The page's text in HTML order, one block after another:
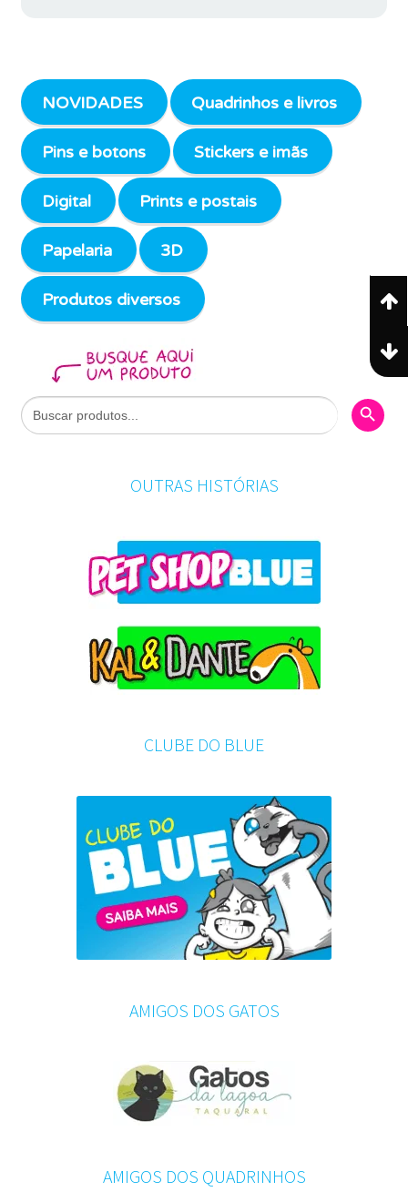
NOVIDADES Quadrinhos e livros
Pins e botons Stickers e imãs
Digital Prints e postais
Papelaria 3D
Produtos diversos
Search
for:
Search
OUTRAS HISTÓRIAS
CLUBE DO BLUE
AMIGOS DOS GATOS
AMIGOS DOS QUADRINHOS